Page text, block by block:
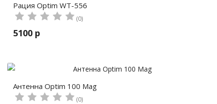
Рация Optim WT-556
(0)
5100 р
Антенна Optim 100 Mag
(0)